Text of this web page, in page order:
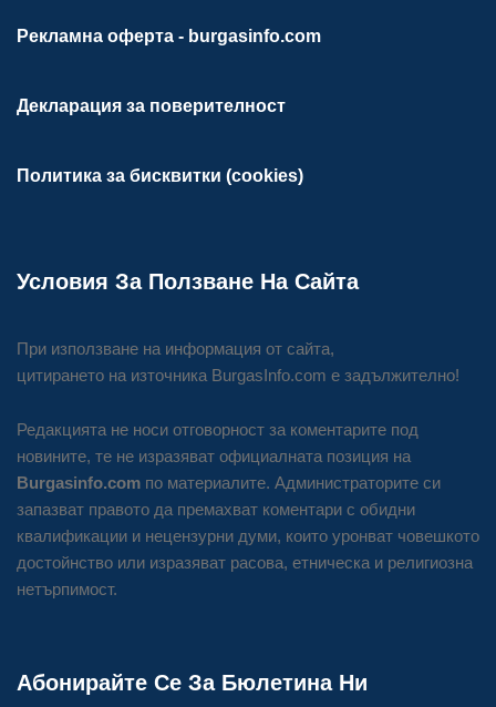
Рекламна оферта - burgasinfo.com
Декларация за поверителност
Политика за бисквитки (cookies)
Условия За Ползване На Сайта
При използване на информация от сайта,
цитирането на източника BurgasInfo.com е задължително!
Редакцията не носи отговорност за коментарите под
новините, те не изразяват официалната позиция на
Burgasinfo.com по материалите. Администраторите си
запазват правото да премахват коментари с обидни
квалификации и нецензурни думи, които уронват човешкото
достойнство или изразяват расова, етническа и религиозна
нетърпимост.
Абонирайте Се За Бюлетина Ни